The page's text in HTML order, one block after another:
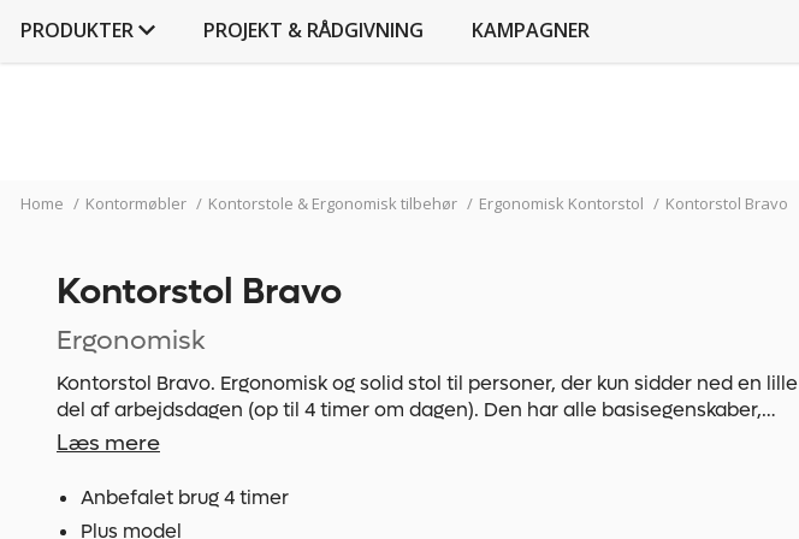
PRODUKTER PROJEKT & RÅDGIVNING KAMPAGNER
Home / Kontormøbler / Kontorstole & Ergonomisk tilbehør / Ergonomisk Kontorstol / Kontorstol Bravo
Kontorstol Bravo
Ergonomisk
Kontorstol Bravo. Ergonomisk og solid stol til personer, der kun sidder ned en lille
del af arbejdsdagen (op til 4 timer om dagen). Den har alle basisegenskaber,
som er nødvendige for at kunne sidde ned komfortabelt i kortere
Takket være dens universelle mål og profil opfylder stolen også unge
Læs mere
Anbefalet brug 4 timer
Plus model